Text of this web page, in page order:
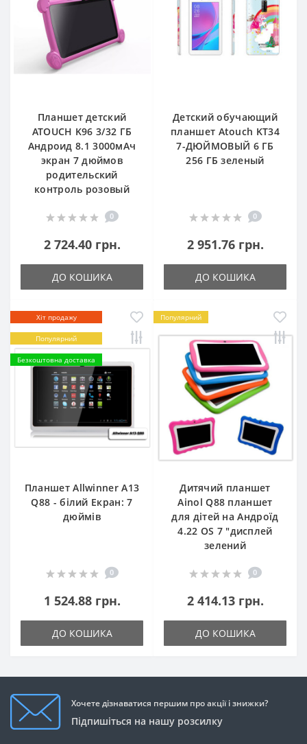
Планшет детский
ATOUCH K96 3/32 ГБ
Андроид 8.1 3000мАч
экран 7 дюймов
родительский
контроль розовый
0
2 724.40 грн.
ДО КОШИКА
Детский обучающий
планшет Atouch KT34
7-ДЮЙМОВЫЙ 6 ГБ
256 ГБ зеленый
0
2 951.76 грн.
ДО КОШИКА
Хіт продажу
Популярний
Безкоштовна доставка
Планшет Allwinner A13
Q88 - білий Екран: 7
дюймів
0
1 524.88 грн.
ДО КОШИКА
Популярний
Дитячий планшет
Ainol Q88 планшет
для дітей на Андроїд
4.22 OS 7 "дисплей
зелений
0
2 414.13 грн.
ДО КОШИКА
Хочете дізнаватися першим про акції і знижки?
Підпишіться на нашу розсилку